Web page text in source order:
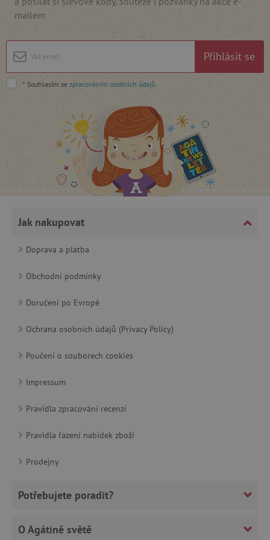
mailem
Přihlásit se
* Souhlasím se zpracováním osobních údajů
Jak nakupovat
Doprava a platba
Obchodní podmínky
Doručení po Evropě
Ochrana osobních údajů (Privacy Policy)
Poučení o souborech cookies
Impressum
Pravidla zpracování recenzí
Pravidla řazení nabídek zboží
Prodejny
Potřebujete poradit?
O Agátině světě
.vimeo.com
_lb_ccc .agatinsvet.cz
cjConsent
Google Privacy Policy